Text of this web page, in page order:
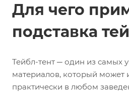
Для чего
подставка
Тейбл-тент ─ один из самых
материалов, который может
практически в любом